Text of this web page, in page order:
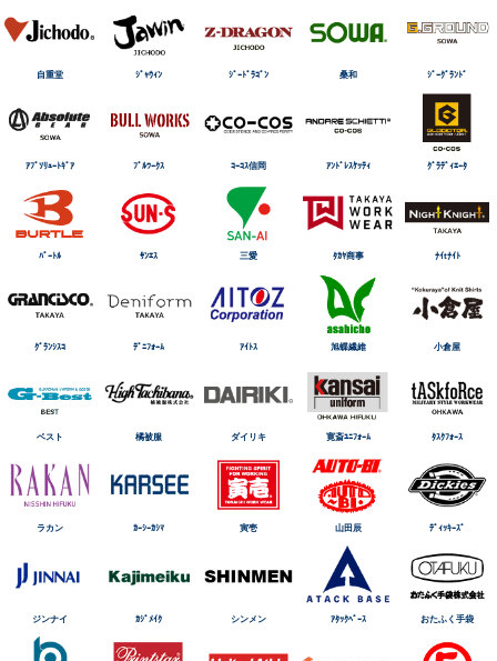
自重堂 ｼﾞｬｳｨﾝ ｼﾞｰﾄﾞﾗｺﾞﾝ 桑和 ｼﾞｰｸﾞﾗﾝﾄﾞ
ｱﾌﾞｿﾘｭｰﾄｷﾞｱ ﾌﾞﾙﾜｰｸｽ ｺｰｺｽ信岡 ｱﾝﾄﾞﾚｽｹｯﾃｨ ｸﾞﾗﾃﾞｨｴｰﾀ
ﾊﾞｰﾄﾙ ｻﾝｴｽ 三愛 ﾀｶﾔ商事 ﾅｲtﾅｲﾄ
ｸﾞﾗﾝｼｽｺ ﾃﾞﾆﾌｫｰﾑ ｱｲﾄｽ 旭蝶繊維 小倉屋
ベスト 橘被服 ダイリキ 寛斎ﾕﾆﾌｫｰﾑ ﾀｽｸﾌｫｰｽ
ラカン ｶｰｼｰｶｼﾏ 寅壱 山田辰 ﾃﾞｨｯｷｰｽﾞ
ジンナイ ｶｼﾞﾒｲｸ シンメン ｱﾀｯｸﾍﾞｰｽ おたふく手袋